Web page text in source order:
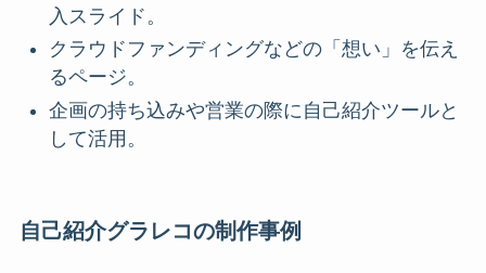
入スライド。
クラウドファンディングなどの「想い」を伝え
るページ。
企画の持ち込みや営業の際に自己紹介ツールと
して活用。
自己紹介グラレコの制作事例